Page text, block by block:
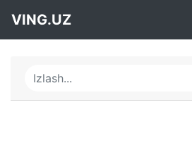
VING.UZ